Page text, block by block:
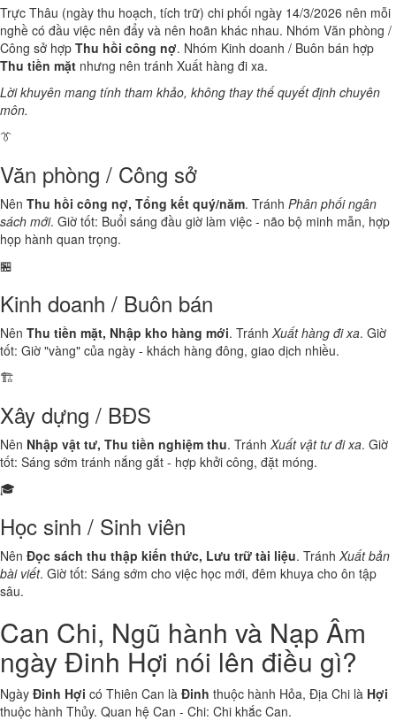
Trực Thâu (ngày thu hoạch, tích trữ) chi phối ngày 14/3/2026 nên mỗi
nghề có đầu việc nên đẩy và nên hoãn khác nhau. Nhóm Văn phòng /
Công sở hợp Thu hồi công nợ. Nhóm Kinh doanh / Buôn bán hợp
Thu tiền mặt nhưng nên tránh Xuất hàng đi xa.
Lời khuyên mang tính tham khảo, không thay thế quyết định chuyên
môn.
👔
Văn phòng / Công sở
Nên Thu hồi công nợ, Tổng kết quý/năm. Tránh Phân phối ngân
sách mới. Giờ tốt: Buổi sáng đầu giờ làm việc - não bộ minh mẫn, hợp
họp hành quan trọng.
🏪
Kinh doanh / Buôn bán
Nên Thu tiền mặt, Nhập kho hàng mới. Tránh Xuất hàng đi xa. Giờ
tốt: Giờ "vàng" của ngày - khách hàng đông, giao dịch nhiều.
🏗️
Xây dựng / BĐS
Nên Nhập vật tư, Thu tiền nghiệm thu. Tránh Xuất vật tư đi xa. Giờ
tốt: Sáng sớm tránh nắng gắt - hợp khởi công, đặt móng.
🎓
Học sinh / Sinh viên
Nên Đọc sách thu thập kiến thức, Lưu trữ tài liệu. Tránh Xuất bản
bài viết. Giờ tốt: Sáng sớm cho việc học mới, đêm khuya cho ôn tập
sâu.
Can Chi, Ngũ hành và Nạp Âm
ngày Đinh Hợi nói lên điều gì?
Ngày Đinh Hợi có Thiên Can là Đinh thuộc hành Hỏa, Địa Chi là Hợi
thuộc hành Thủy. Quan hệ Can - Chi: Chi khắc Can.